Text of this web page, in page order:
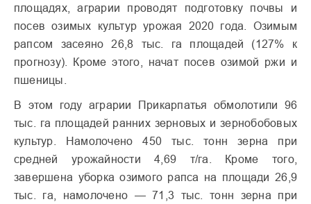
площадях, аграрии проводят подготовку почвы и
посев озимых культур урожая 2020 года. Озимым
рапсом засеяно 26,8 тыс. га площадей (127% к
прогнозу). Кроме этого, начат посев озимой ржи и
пшеницы.
В этом году аграрии Прикарпатья обмолотили 96
тыс. га площадей ранних зерновых и зернобобовых
культур. Намолочено 450 тыс. тонн зерна при
средней урожайности 4,69 т/га. Кроме того,
завершена уборка озимого рапса на площади 26,9
тыс. га, намолочено — 71,3 тыс. тонн зерна при